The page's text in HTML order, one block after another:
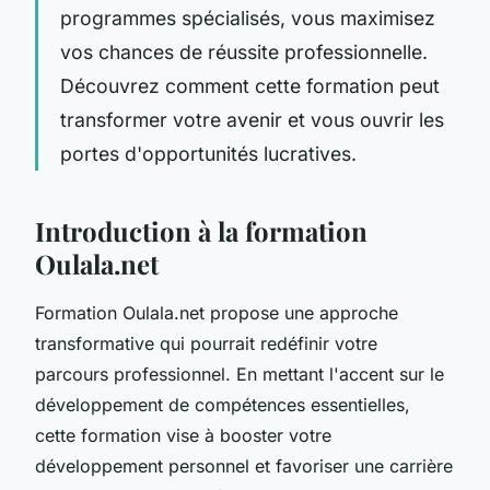
programmes spécialisés, vous maximisez
vos chances de réussite professionnelle.
Découvrez comment cette formation peut
transformer votre avenir et vous ouvrir les
portes d'opportunités lucratives.
Introduction à la formation
Oulala.net
Formation Oulala.net propose une approche
transformative qui pourrait redéfinir votre
parcours professionnel. En mettant l'accent sur le
développement de compétences essentielles,
cette formation vise à booster votre
développement personnel et favoriser une carrière